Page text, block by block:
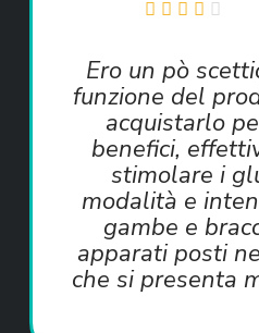
Ero un pò
funzione del
acquistarlo
benefici,
stimolare i
modalità e
gambe e
apparati posti
che si presenta